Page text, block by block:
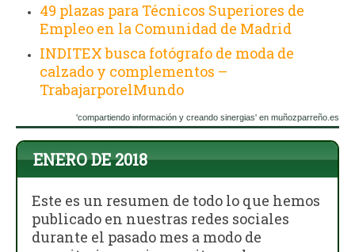
49 plazas para Técnicos Superiores de
Empleo en la Comunidad de Madrid
INDITEX busca fotógrafo de moda de
calzado y complementos –
TrabajarporelMundo
'compartiendo información y creando sinergias' en muñozparreño.es
ENERO DE 2018
Este es un resumen de todo lo que hemos
publicado en nuestras redes sociales
durante el pasado mes a modo de